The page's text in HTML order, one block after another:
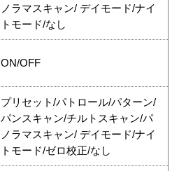
ノラマスキャン/ デイモード/ナイ
トモード/なし
ON/OFF
プリセット/パトロール/パターン/
パンスキャン/チルトスキャン/パ
ノラマスキャン/ デイモード/ナイ
トモード/ゼロ校正/なし